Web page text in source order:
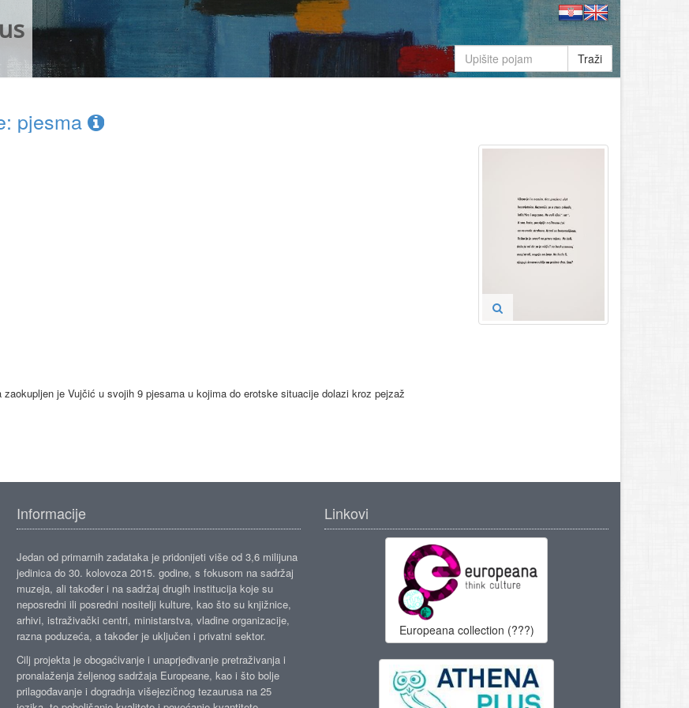
Traži
pjesma
je Vujčić u svojih 9 pjesama u kojima do erotske situacije dolazi kroz pejzaž
Informacije
Jedan od primarnih zadataka je pridonijeti više od 3,6 milijuna
jedinica do 30. kolovoza 2015. godine, s fokusom na sadržaj
muzeja, ali također i na sadržaj drugih institucija koje su
neposredni ili posredni nositelji kulture, kao što su knjižnice,
arhivi, istraživački centri, ministarstva, vladine organizacije,
razna poduzeća, a također je uključen i privatni sektor.
Cilj projekta je obogaćivanje i unaprjeđivanje pretraživanja i
pronalaženja željenog sadržaja Europeane, kao i što bolje
prilagođavanje i dogradnja višejezičnog tezaurusa na 25
Linkovi
Europeana collection (???)